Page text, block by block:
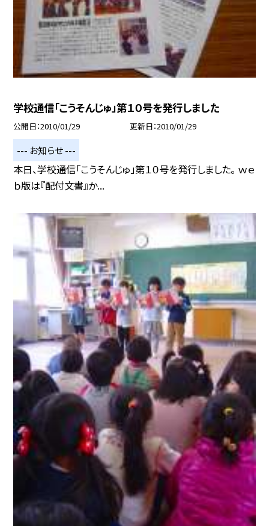
学校通信「こうそんじゅ」第１０号を発行しました
公開日 2010/01/29 更新日 2010/01/29
--- お知らせ ---
本日、学校通信「こうそんじゅ」第１０号を発行しました。 ｗｅ
ｂ版は『配付文書』か...